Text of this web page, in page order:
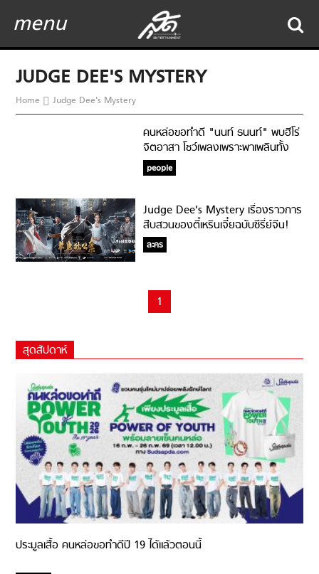
menu
JUDGE DEE'S MYSTERY
Home Judge Dee's Mystery
คนหล่อขอทำดี "นนท์ ธนนท์" พบฮีโร่
จิตอาสา โชว์เพลงเพราะพาเพลินทั้ง
โรงพยาบาล
people
Judge Dee’s Mystery เรื่องราวการ
สืบสวนของตี๋เหรินเจี๋ยฉบับซีรี่ย์จีน!
ละคร
1
สุดสัปดาห์
ประมูลเสื้อ คนหล่อขอทำดีปี 19 ได้แล้วตอนนี้